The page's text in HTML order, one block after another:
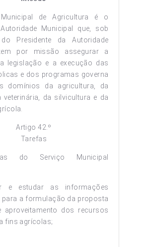
de Agricultura é o
Municipal que, sob
Presidente da Autoridade
por missão assegurar a
legislação e a execução das
e dos programas governa
domínios da agricultura, da
veterinária, da silvicultura e da
Artigo 42.º
Tarefas
do Serviço Municipal
e estudar as informações
para a formulação da proposta
aproveitamento dos recursos
fins agrícolas;